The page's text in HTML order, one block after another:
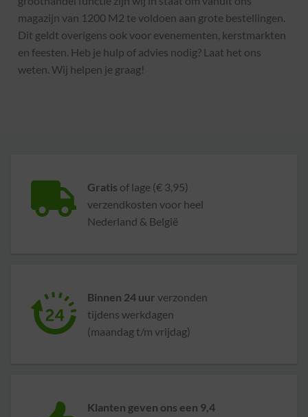
magazijn van 1200 M2 te voldoen aan grote bestellingen.
Dit geldt overigens ook voor evenementen, kerstmarkten
en feesten. Heb je hulp of advies nodig? Laat het ons
weten. Wij helpen je graag!
Gratis of lage (€ 3,95)
verzendkosten voor heel
Nederland & België
Binnen 24 uur verzonden
tijdens werkdagen
(maandag t/m vrijdag)
Klanten geven ons een 9,4